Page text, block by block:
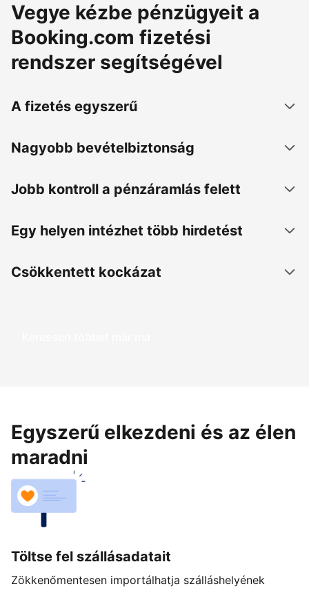
Vegye kézbe pénzügyeit a
Booking.com fizetési
rendszer segítségével
A fizetés egyszerű
Nagyobb bevételbiztonság
Jobb kontroll a pénzáramlás felett
Egy helyen intézhet több hirdetést
Csökkentett kockázat
Keressen többet már ma
Egyszerű elkezdeni és az élen
maradni
Töltse fel szállásadatait
Zökkenőmentesen importálhatja szálláshelyének